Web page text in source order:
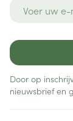
Door op
nieuwsbrief en